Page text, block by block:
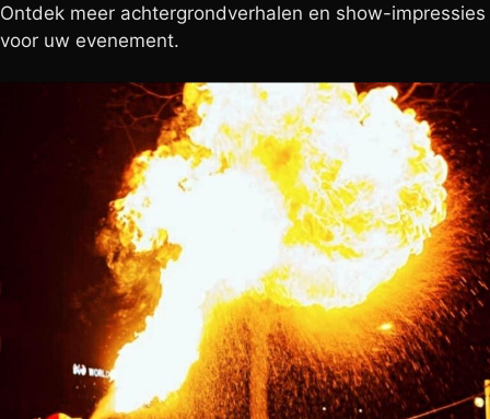
Ontdek meer achtergrondverhalen en show-impressies
voor uw evenement.